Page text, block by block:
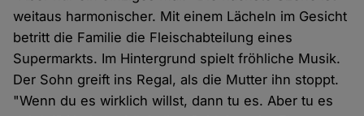
weitaus harmonischer. Mit einem Lächeln im Gesicht
betritt die Familie die Fleischabteilung eines
Supermarkts. Im Hintergrund spielt fröhliche Musik.
Der Sohn greift ins Regal, als die Mutter ihn stoppt.
"Wenn du es wirklich willst, dann tu es. Aber tu es